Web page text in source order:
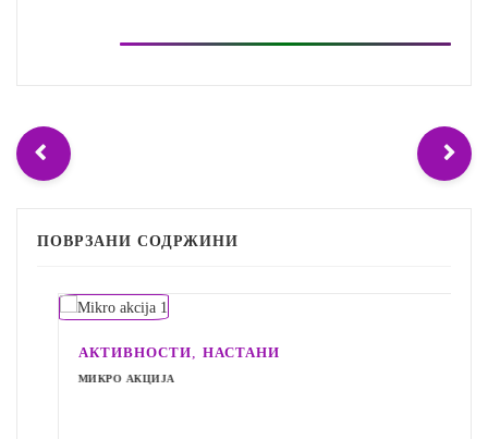
ПОВРЗАНИ СОДРЖИНИ
АКТИВНОСТИ,НАСТАНИ
МИКРО АКЦИЈА